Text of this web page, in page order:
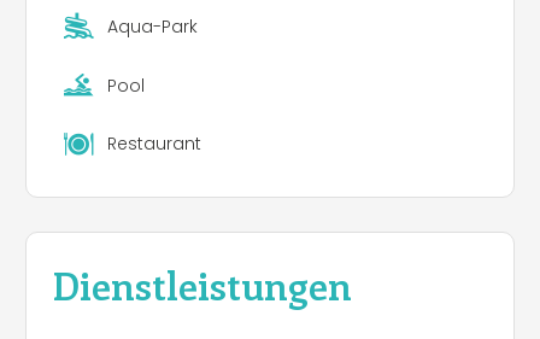
Aqua-Park
Pool
Restaurant
Dienstleistungen